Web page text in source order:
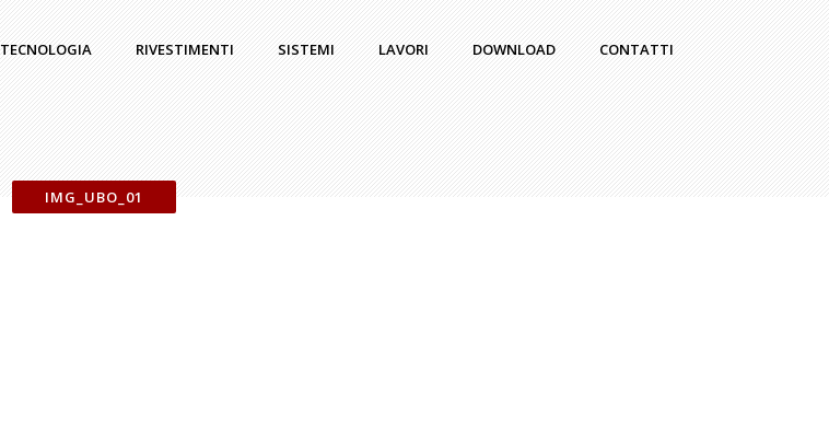
TECNOLOGIA RIVESTIMENTI SISTEMI LAVORI DOWNLOAD CONTATTI
IMG_UBO_01